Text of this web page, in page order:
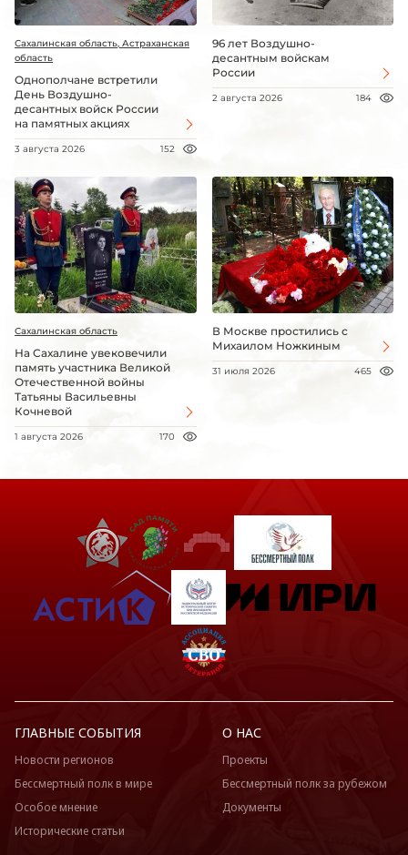
Сахалинская область, Астраханская
область
Однополчане встретили
День Воздушно-
десантных войск России
на памятных акциях
3 августа 2026 152
96 лет Воздушно-
десантным войскам
России
2 августа 2026 184
Сахалинская область
На Сахалине увековечили
память участника Великой
Отечественной войны
Татьяны Васильевны
Кочневой
1 августа 2026 170
В Москве простились с
Михаилом Ножкиным
31 июля 2026 465
ГЛАВНЫЕ СОБЫТИЯ
Новости регионов
Бессмертный полк в мире
Особое мнение
Исторические статьи
О НАС
Проекты
Бессмертный полк за рубежом
Документы